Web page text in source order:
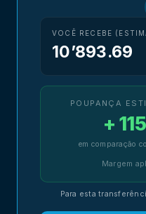
VOCÊ RECEBE
10’893.69
POUPANÇA
+
em comparação
Margem
Para esta